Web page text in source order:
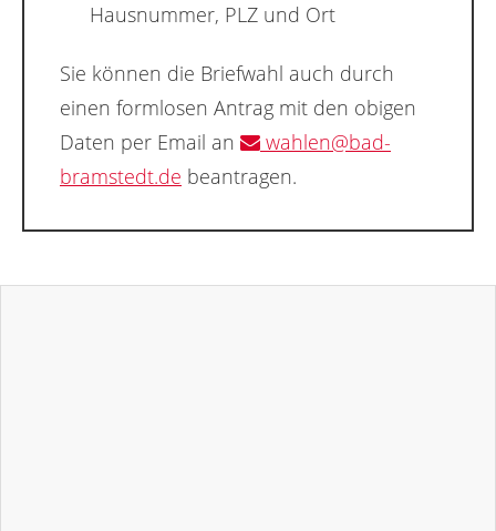
Hausnummer, PLZ und Ort
Sie können die Briefwahl auch durch
einen formlosen Antrag mit den obigen
Daten per Email an
wahlen@bad-
bramstedt.de beantragen.